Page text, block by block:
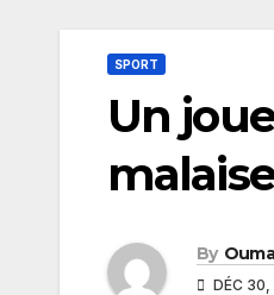
SPORT
Un
malaise
By
DÉC 30,